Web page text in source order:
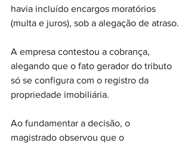
havia incluído encargos moratórios
(multa e juros), sob a alegação de atraso.
A empresa contestou a cobrança,
alegando que o fato gerador do tributo
só se configura com o registro da
propriedade imobiliária.
Ao fundamentar a decisão, o
magistrado observou que o